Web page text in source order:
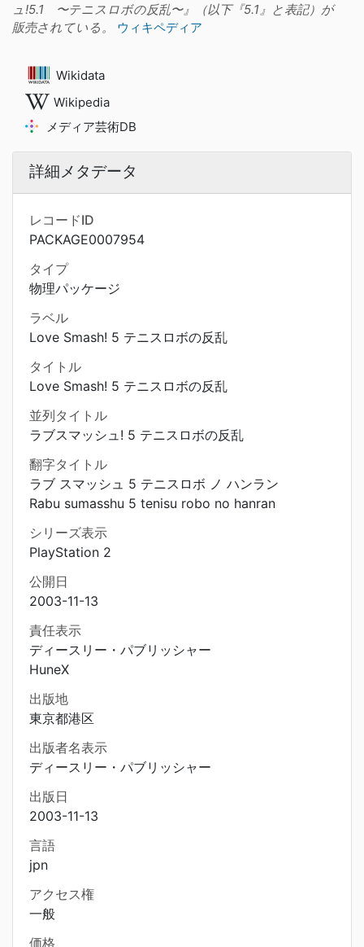
ュ!5.1 〜テニスロボの反乱〜』（以下『5.1』と表記）が
販売されている。
ウィキペディア
Wikidata
Wikipedia
メディア芸術DB
詳細メタデータ
レコードID
PACKAGE0007954
タイプ
物理パッケージ
ラベル
Love Smash! 5 テニスロボの反乱
タイトル
Love Smash! 5 テニスロボの反乱
並列タイトル
ラブスマッシュ! 5 テニスロボの反乱
翻字タイトル
ラブ スマッシュ 5 テニスロボ ノ ハンラン
Rabu sumasshu 5 tenisu robo no hanran
シリーズ表示
PlayStation 2
公開日
2003-11-13
責任表示
ディースリー・パブリッシャー
HuneX
出版地
東京都港区
出版者名表示
ディースリー・パブリッシャー
出版日
2003-11-13
言語
jpn
アクセス権
一般
価格